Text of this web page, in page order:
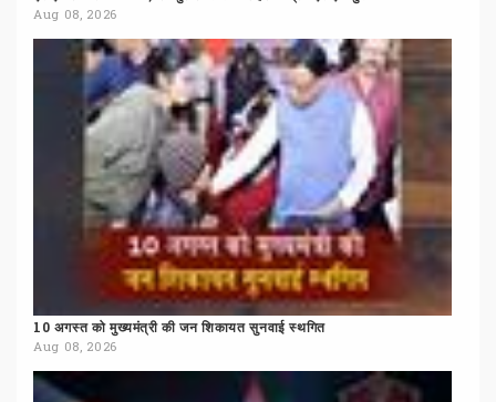
Aug 08, 2026
10 अगस्त को मुख्यमंत्री की जन शिकायत सुनवाई स्थगित
Aug 08, 2026